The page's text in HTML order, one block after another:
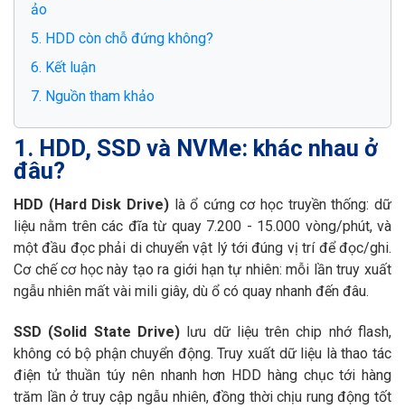
ảo
5. HDD còn chỗ đứng không?
6. Kết luận
7. Nguồn tham khảo
1. HDD, SSD và NVMe: khác nhau ở
đâu?
HDD (Hard Disk Drive)là ổ cứng cơ học truyền thống: dữ
liệu nằm trên các đĩa từ quay 7.200 - 15.000 vòng/phút, và
một đầu đọc phải di chuyển vật lý tới đúng vị trí để đọc/ghi.
Cơ chế cơ học này tạo ra giới hạn tự nhiên: mỗi lần truy xuất
ngẫu nhiên mất vài mili giây, dù ổ có quay nhanh đến đâu.
SSD (Solid State Drive)lưu dữ liệu trên chip nhớ flash,
không có bộ phận chuyển động. Truy xuất dữ liệu là thao tác
điện tử thuần túy nên nhanh hơn HDD hàng chục tới hàng
trăm lần ở truy cập ngẫu nhiên, đồng thời chịu rung động tốt